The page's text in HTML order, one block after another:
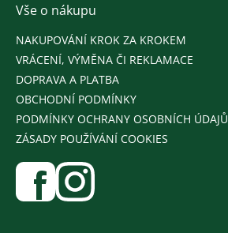
Vše o nákupu
NAKUPOVÁNÍ KROK ZA KROKEM
VRÁCENÍ, VÝMĚNA ČI REKLAMACE
DOPRAVA A PLATBA
OBCHODNÍ PODMÍNKY
PODMÍNKY OCHRANY OSOBNÍCH ÚDAJŮ
ZÁSADY POUŽÍVÁNÍ COOKIES